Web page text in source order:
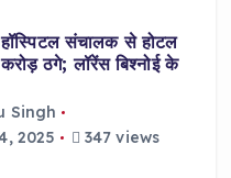
संचालक से होटल
ठगे; लॉरेंस बिश्नोई के
Singh
2025
347 views